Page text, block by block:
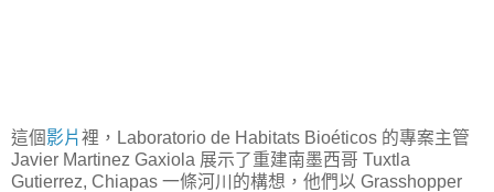
這個 影片裡，Laboratorio de Habitats Bioéticos 的專案主管
Javier Martinez Gaxiola 展示了重建南墨西哥 Tuxtla
Gutierrez, Chiapas 一條河川的構想，他們以 Grasshopper